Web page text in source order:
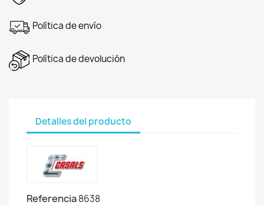
Política de envío
Política de devolución
Detalles del producto
Referencia8638